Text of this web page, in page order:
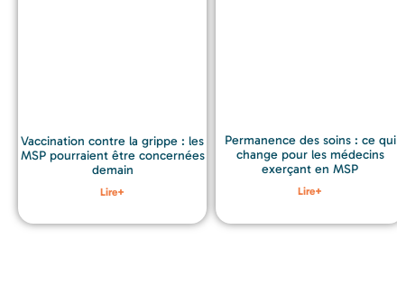
Vaccination contre la grippe : les
MSP pourraient être concernées
demain
Lire+
Permanence des soins : ce qui
change pour les médecins
exerçant en MSP
Lire+